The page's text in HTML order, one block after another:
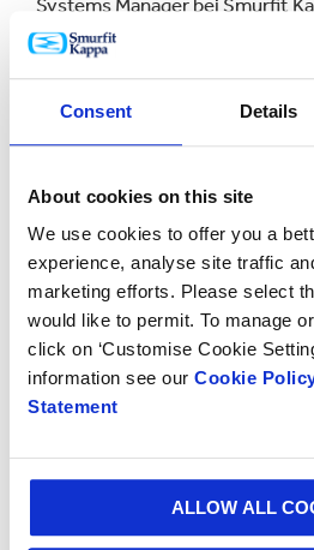
Consent Details
About cookies on this site
We use cookies to offer you a
experience, analyse site traffic
marketing efforts. Please select
would like to permit. To manage
click on ‘Customise Cookie
information see our Cookie
Statement
ALLOW ALL
Systems Manager bei Smurfit
automatisierte TopClip-
kleine und mittlere Brauereien
die ideale Better Planet
der Maschine für sie wurde sie